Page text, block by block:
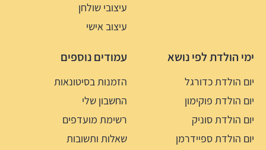
עיצובי שולחן
עיצוב אישי
ימי הולדת לפי נושא
יום הולדת כדורגל
יום הולדת פוקימון
יום הולדת סוניק
יום הולדת ספיידרמן
עמודים נוספים
הזמנות בסיטונאות
החשבון שלי
רשימת מועדפים
שאלות ותשובות